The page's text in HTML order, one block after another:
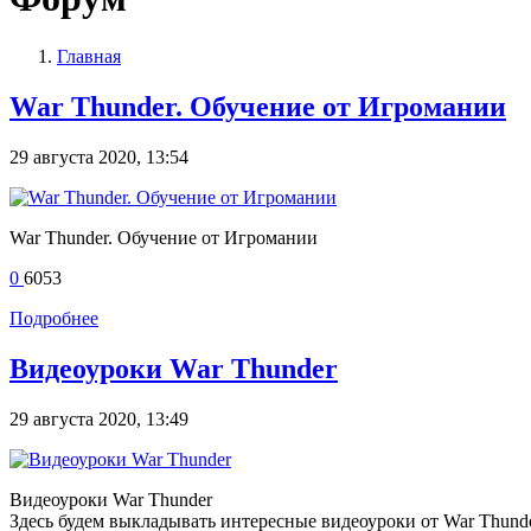
Главная
War Thunder. Обучение от Игромании
29 августа 2020, 13:54
War Thunder. Обучение от Игромании
0 6053
Подробнее
Видеоуроки War Thunder
29 августа 2020, 13:49
Видеоуроки War Thunder
Здесь будем выкладывать интересные видеоуроки от War